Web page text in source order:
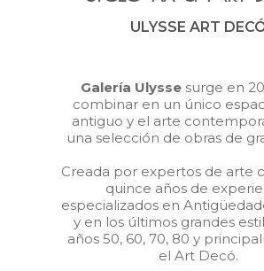
ULYSSE ART
Galería Ulysse surge en
combinar en un único
antiguo y el arte
una selección de obras de
Creada por expertos de arte
quince años de
especializados en
y en los últimos grandes
años 50, 60, 70, 80 y
el Art Decó.